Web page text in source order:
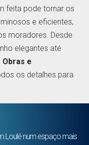
feita pode tornar os
e eficientes,
moradores. Desde
elegantes até
Obras e
os detalhes para
Loulé num espaço mais